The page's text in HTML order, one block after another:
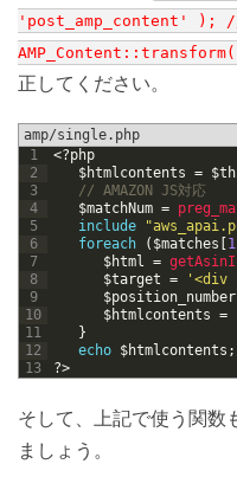
'post_amp_content' ); //
正してください。
amp/single.php
1
2
3
4
5
6
7
8
9
10
11
12
13
<?php
$htmlcontents =
// AMAZON JS対応
$matchNum =
include
foreach
( $matches [1
$html
=
$target = '<div
$position_number
$htmlcontents =
}
echo $htmlcontents ;
?>
そして、上記で使う関数
ましょう。